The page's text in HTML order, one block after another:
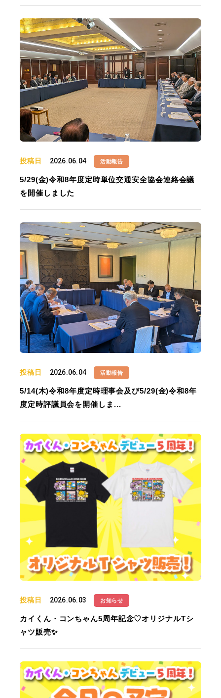
投稿日 2026.06.04 活動報告
5/29(金)令和8年度定時単位交通安全協会連絡会議
を開催しました
投稿日 2026.06.04 活動報告
5/14(木)令和8年度定時理事会及び5/29(金)令和8年
度定時評議員会を開催しま...
投稿日 2026.06.03 お知らせ
カイくん・コンちゃん5周年記念♡オリジナルTシ
ャツ販売✨